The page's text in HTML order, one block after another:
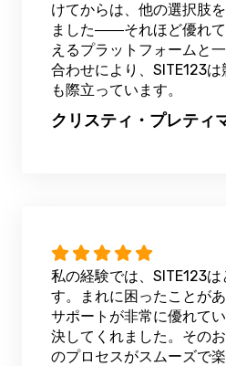
けてからは、他の選択肢
ました――それほど優れ
えるプラットフォームと
合わせにより、SITE123
も際立っています。
クリスティ・プレティ
私の経験では、SITE123
す。まれに困ったことが
サポートが非常に優れて
決してくれました。その
のプロセスがスムーズで